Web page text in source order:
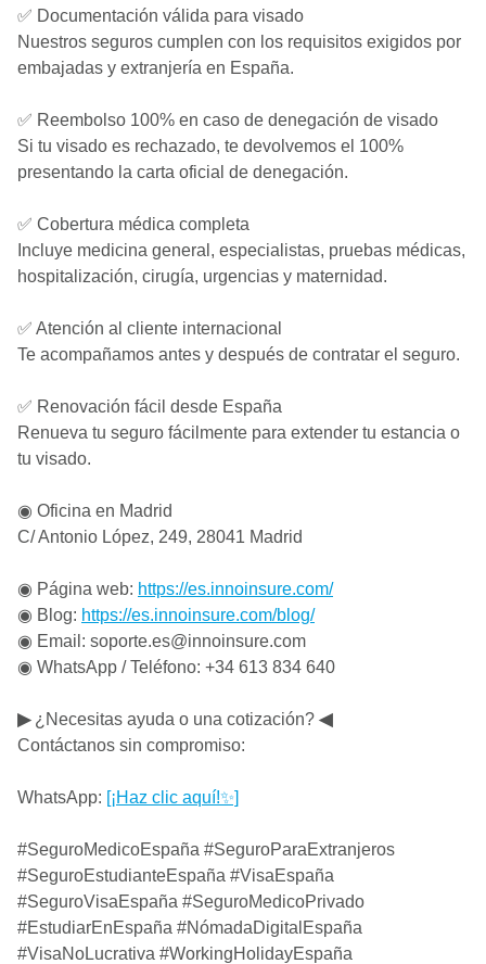
✅ Documentación válida para visado
Nuestros seguros cumplen con los requisitos exigidos por
embajadas y extranjería en España.
✅ Reembolso 100% en caso de denegación de visado
Si tu visado es rechazado, te devolvemos el 100%
presentando la carta oficial de denegación.
✅ Cobertura médica completa
Incluye medicina general, especialistas, pruebas médicas,
hospitalización, cirugía, urgencias y maternidad.
✅ Atención al cliente internacional
Te acompañamos antes y después de contratar el seguro.
✅ Renovación fácil desde España
Renueva tu seguro fácilmente para extender tu estancia o
tu visado.
◉ Oficina en Madrid
C/ Antonio López, 249, 28041 Madrid
◉ Página web: https://es.innoinsure.com/
◉ Blog: https://es.innoinsure.com/blog/
◉ Email: soporte.es@innoinsure.com
◉ WhatsApp / Teléfono: +34 613 834 640
▶ ¿Necesitas ayuda o una cotización? ◀
Contáctanos sin compromiso:
WhatsApp: [¡Haz clic aquí!✨]
#SeguroMedicoEspaña #SeguroParaExtranjeros
#SeguroEstudianteEspaña #VisaEspaña
#SeguroVisaEspaña #SeguroMedicoPrivado
#EstudiarEnEspaña #NómadaDigitalEspaña
#VisaNoLucrativa #WorkingHolidayEspaña